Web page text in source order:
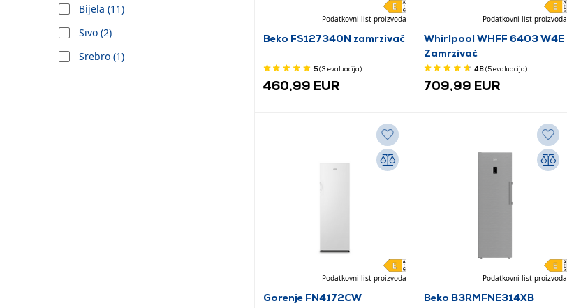
Bijela (11)
Sivo (2)
Srebro (1)
Podatkovni list proizvoda
Beko FS127340N zamrzivač
5(3 evaluacija)
460,99 EUR
Podatkovni list proizvoda
Whirlpool WHFF 6403 W4E
Zamrzivač
4.8(5evaluacija)
709,99 EUR
Podatkovni list proizvoda
Gorenje FN4172CW
Podatkovni list proizvoda
Beko B3RMFNE314XB